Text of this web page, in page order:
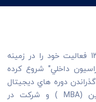
گروه معماري پايتخت در سال 1390 فعاليت خود را در زمينه
داخلي" شروع کرده
دوره هاي ديجيتال
مارکتينگ و کسب و کارهاي نوين (MBA ) و شرکت در